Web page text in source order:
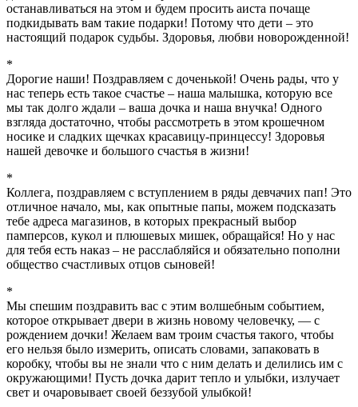
останавливаться на этом и будем просить аиста почаще
подкидывать вам такие подарки! Потому что дети – это
настоящий подарок судьбы. Здоровья, любви новорожденной!
*
Дорогие наши! Поздравляем с доченькой! Очень рады, что у
нас теперь есть такое счастье – наша малышка, которую все
мы так долго ждали – ваша дочка и наша внучка! Одного
взгляда достаточно, чтобы рассмотреть в этом крошечном
носике и сладких щечках красавицу-принцессу! Здоровья
нашей девочке и большого счастья в жизни!
*
Коллега, поздравляем с вступлением в ряды девчачих пап! Это
отличное начало, мы, как опытные папы, можем подсказать
тебе адреса магазинов, в которых прекрасный выбор
памперсов, кукол и плюшевых мишек, обращайся! Но у нас
для тебя есть наказ – не расслабляйся и обязательно пополни
общество счастливых отцов сыновей!
*
Мы спешим поздравить вас с этим волшебным событием,
которое открывает двери в жизнь новому человечку, — с
рождением дочки! Желаем вам троим счастья такого, чтобы
его нельзя было измерить, описать словами, запаковать в
коробку, чтобы вы не знали что с ним делать и делились им с
окружающими! Пусть дочка дарит тепло и улыбки, излучает
свет и очаровывает своей беззубой улыбкой!